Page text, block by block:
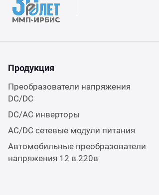
Продукция
Преобразователи напряжения
DC/DC
DC/AC инверторы
AC/DC сетевые модули питания
Автомобильные преобразователи
напряжения 12 в 220в